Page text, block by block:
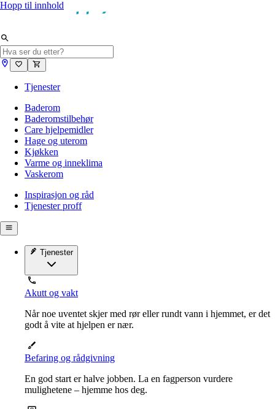
Hopp til innhold
Tjenester
Baderom
Baderomstilbehør
Care hjelpemidler
Hage og uterom
Kjøkken
Varme og inneklima
Vaskerom
Inspirasjon og råd
Tjenester proff
Tjenester
Akutt og vakt
Når noe uventet skjer med rør eller rundt vann i hjemmet, er det
godt å vite at hjelpen er nær.
Befaring og rådgivning
En god start er halve jobben. La en fagperson vurdere
mulighetene – hjemme hos deg.